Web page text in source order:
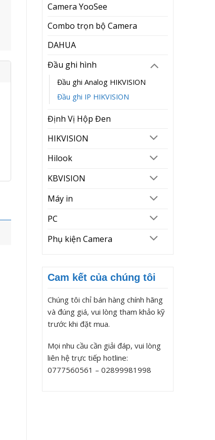
Camera YooSee
Combo trọn bộ Camera
DAHUA
Đầu ghi hình
Đầu ghi Analog HIKVISION
Đầu ghi IP HIKVISION
Định Vị Hộp Đen
HIKVISION
Hilook
KBVISION
Máy in
PC
Phụ kiện Camera
Cam kết của chúng tôi
Chúng tôi chỉ bán hàng chính hãng
và đúng giá, vui lòng tham khảo kỹ
trước khi đặt mua.
Mọi nhu cầu cần giải đáp, vui lòng
liên hệ trực tiếp hotline:
0777560561 – 02899981998